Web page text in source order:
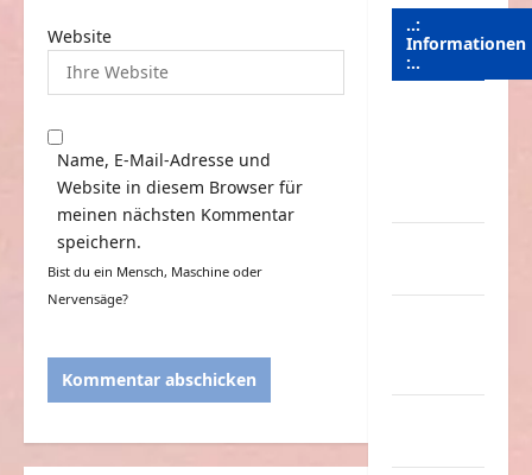
Website
Name, E-Mail-Adresse und
Website in diesem Browser für
meinen nächsten Kommentar
speichern.
Bist du ein Mensch, Maschine oder
Nervensäge?
..:
Informationen
:..